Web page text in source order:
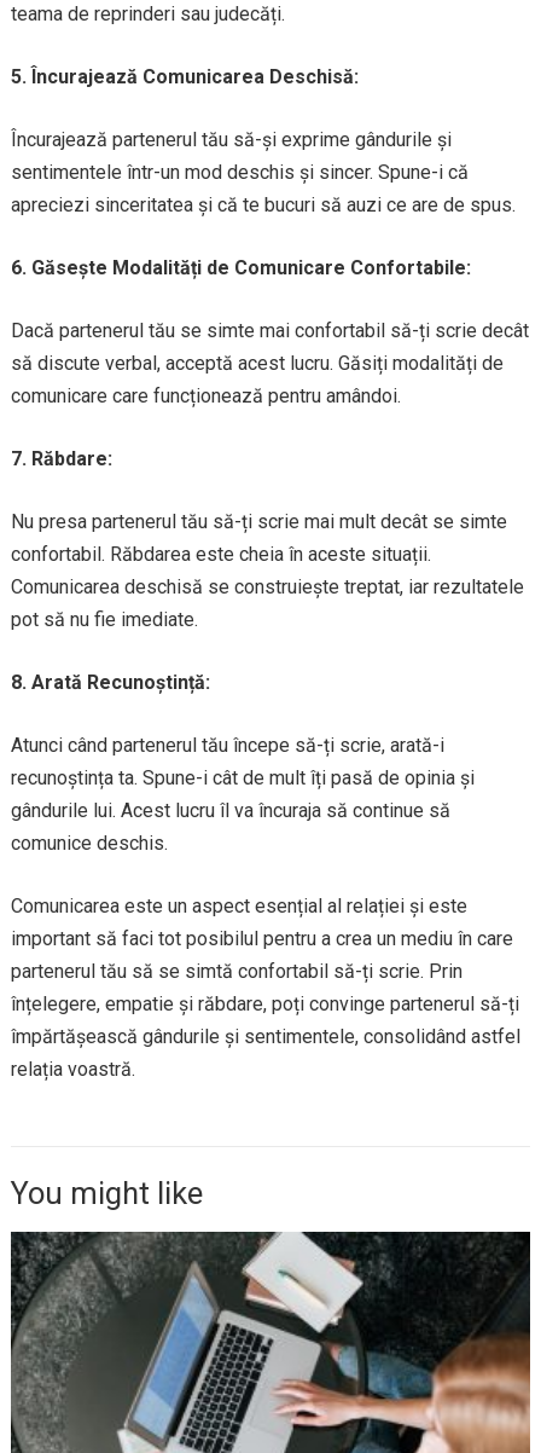
teama de reprinderi sau judecăți.
5. Încurajează Comunicarea Deschisă:
Încurajează partenerul tău să-și exprime gândurile și
sentimentele într-un mod deschis și sincer. Spune-i că
apreciezi sinceritatea și că te bucuri să auzi ce are de spus.
6. Găsește Modalități de Comunicare Confortabile:
Dacă partenerul tău se simte mai confortabil să-ți scrie decât
să discute verbal, acceptă acest lucru. Găsiți modalități de
comunicare care funcționează pentru amândoi.
7. Răbdare:
Nu presa partenerul tău să-ți scrie mai mult decât se simte
confortabil. Răbdarea este cheia în aceste situații.
Comunicarea deschisă se construiește treptat, iar rezultatele
pot să nu fie imediate.
8. Arată Recunoștință:
Atunci când partenerul tău începe să-ți scrie, arată-i
recunoștința ta. Spune-i cât de mult îți pasă de opinia și
gândurile lui. Acest lucru îl va încuraja să continue să
comunice deschis.
Comunicarea este un aspect esențial al relației și este
important să faci tot posibilul pentru a crea un mediu în care
partenerul tău să se simtă confortabil să-ți scrie. Prin
înțelegere, empatie și răbdare, poți convinge partenerul să-ți
împărtășească gândurile și sentimentele, consolidând astfel
relația voastră.
You might like